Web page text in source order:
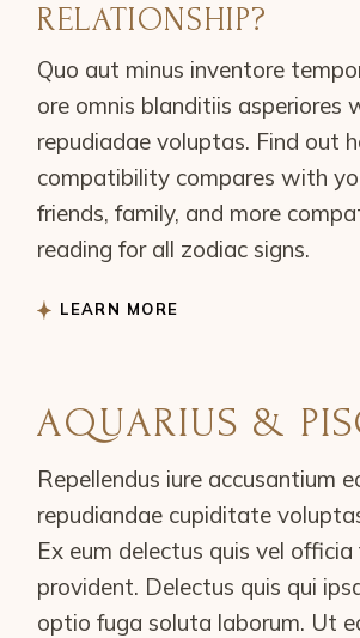
RELATIONSHIP?
Quo aut minus inventore
ore omnis blanditiis asperiores
repudiadae voluptas. Find out
compatibility compares with
friends, family, and more
reading for all zodiac signs.
LEARN MORE
AQUARIUS &
Repellendus iure accusantium
repudiandae cupiditate
Ex eum delectus quis vel officia
provident. Delectus quis qui
optio fuga soluta laborum. Ut